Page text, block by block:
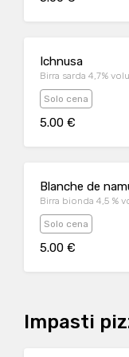
Ichnusa
Birra sarda 4,7%
Solo cena
5.00 €
Blanche de
Solo cena
5.00 €
Impasti